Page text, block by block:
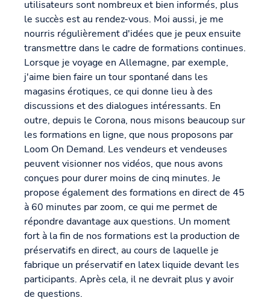
utilisateurs sont nombreux et bien informés, plus
le succès est au rendez-vous. Moi aussi, je me
nourris régulièrement d'idées que je peux ensuite
transmettre dans le cadre de formations continues.
Lorsque je voyage en Allemagne, par exemple,
j'aime bien faire un tour spontané dans les
magasins érotiques, ce qui donne lieu à des
discussions et des dialogues intéressants. En
outre, depuis le Corona, nous misons beaucoup sur
les formations en ligne, que nous proposons par
Loom On Demand. Les vendeurs et vendeuses
peuvent visionner nos vidéos, que nous avons
conçues pour durer moins de cinq minutes. Je
propose également des formations en direct de 45
à 60 minutes par zoom, ce qui me permet de
répondre davantage aux questions. Un moment
fort à la fin de nos formations est la production de
préservatifs en direct, au cours de laquelle je
fabrique un préservatif en latex liquide devant les
participants. Après cela, il ne devrait plus y avoir
de questions.